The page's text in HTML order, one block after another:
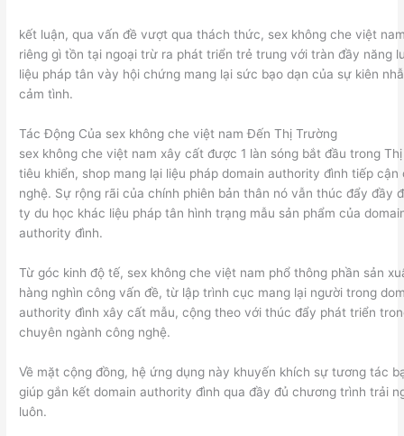
kết luận, qua vấn đề vượt qua thách thức, sex không che việt
riêng gì tồn tại ngoại trừ ra phát triển trẻ trung với tràn đầy năng
liệu pháp tân vày hội chứng mang lại sức bạo dạn của sự kiên
cảm tình.
Tác Động Của sex không che việt nam Đến Thị Trường
sex không che việt nam xây cất được 1 làn sóng bắt đầu trong
tiêu khiển, shop mang lại liệu pháp domain authority đình tiếp cận
nghệ. Sự rộng rãi của chính phiên bản thân nó vẫn thúc đẩy đầy
ty du học khác liệu pháp tân hình trạng mẫu sản phẩm của
authority đình.
Từ góc kinh độ tế, sex không che việt nam phổ thông phần sản
hàng nghìn công vấn đề, từ lập trình cục mang lại người trong
authority đình xây cất mẫu, cộng theo với thúc đẩy phát triển
chuyên ngành công nghệ.
Về mặt cộng đồng, hệ ứng dụng này khuyến khích sự tương tác
giúp gắn kết domain authority đình qua đầy đủ chương trình trải
luôn.